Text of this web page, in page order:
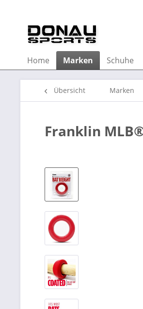
Home Marken Schuhe
Übersicht Marken
Franklin